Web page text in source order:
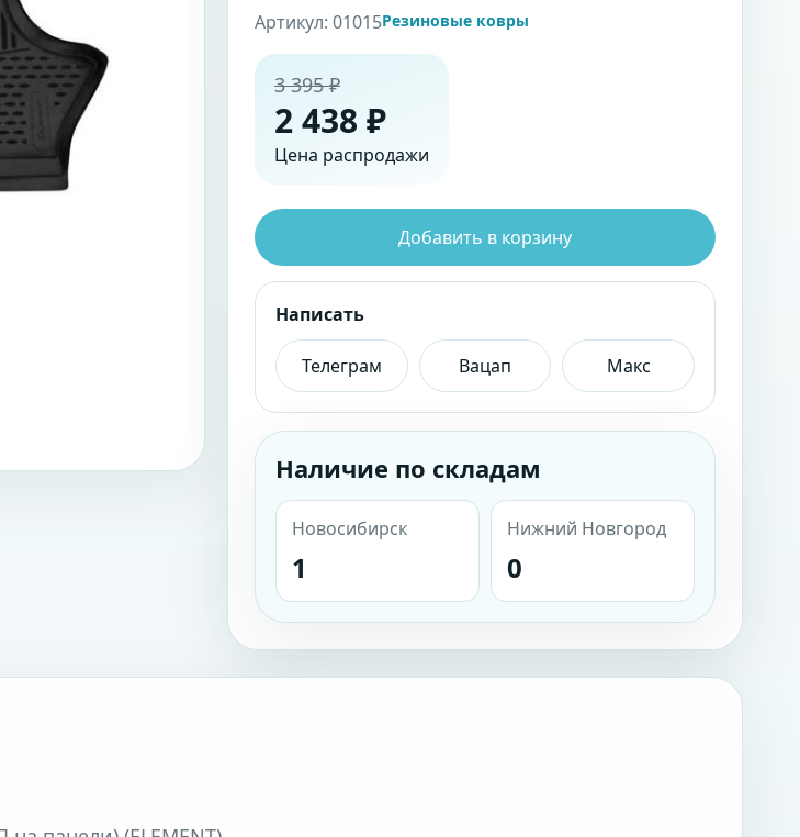
Артикул: 01015Резиновые ковры
3 395 ₽
2 438 ₽
Цена распродажи
Добавить в корзину
Написать
Телеграм Вацап Макс
Наличие по складам
Новосибирск
1
Нижний Новгород
0